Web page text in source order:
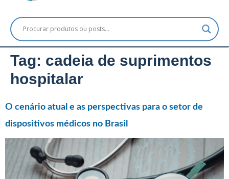
Tag: cadeia de suprimentos
hospitalar
O cenário atual e as perspectivas para o setor de
dispositivos médicos no Brasil